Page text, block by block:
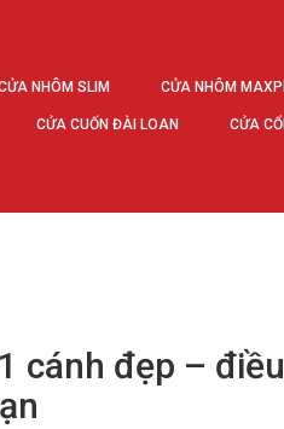
NHÔM SLIM CỬA NHÔM
CỬA CUỐN ĐÀI LOAN CỬA
cánh đẹp –